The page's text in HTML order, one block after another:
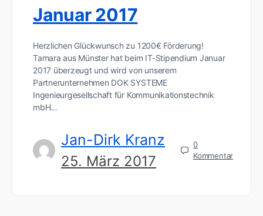
Januar 2017
Herzlichen Glückwunsch zu 1200€ Förderung!
Tamara aus Münster hat beim IT-Stipendium Januar
2017 überzeugt und wird von unserem
Partnerunternehmen DOK SYSTEME
Ingenieurgesellschaft für Kommunikationstechnik
mbH…
Jan-Dirk Kranz
25. März 2017
0
Kommentar